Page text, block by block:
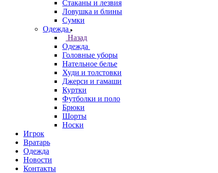
Стаканы и лезвия
Ловушка и блины
Сумки
Одежда
Назад
Одежда
Головные уборы
Нательное белье
Худи и толстовки
Джерси и гамаши
Куртки
Футболки и поло
Брюки
Шорты
Носки
Игрок
Вратарь
Одежда
Новости
Контакты